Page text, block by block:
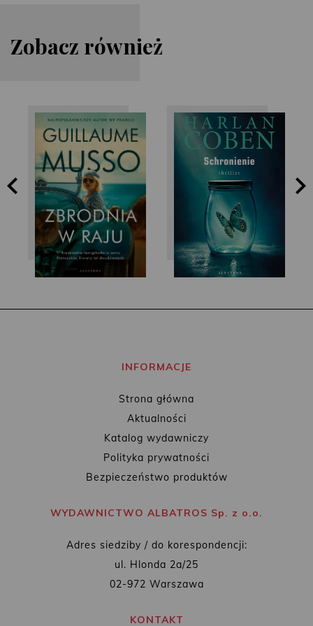
Zobacz również
Guillaume Musso Harlan Coben
INFORMACJE
Strona główna
Aktualności
Katalog wydawniczy
Polityka prywatności
Bezpieczeństwo produktów
WYDAWNICTWO ALBATROS Sp. z o.o.
Adres siedziby / do korespondencji:
ul. Hlonda 2a/25
02-972 Warszawa
KONTAKT